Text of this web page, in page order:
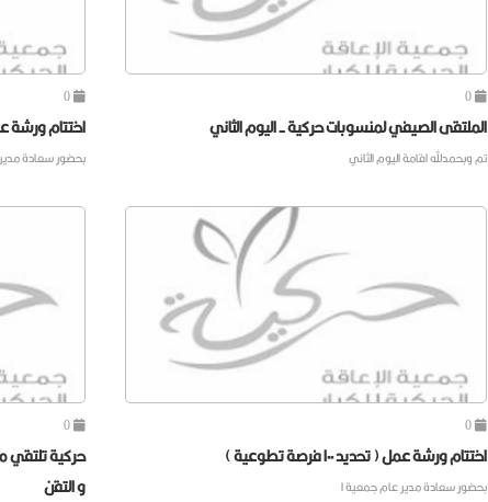
0
الملتقى الصيفي لمنسوبات حركية - اليوم الثاني
تم وبحمدلله اقامة اليوم الثاني
0
اختتام ورشة عمل (
بحضور سعادة
0
اختتام ورشة عمل ( تحديد ١٠٠ فرصة تطوعية )
بحضور سعادة مدير عام جمعية ا
0
حركية تلتقي
و التقن